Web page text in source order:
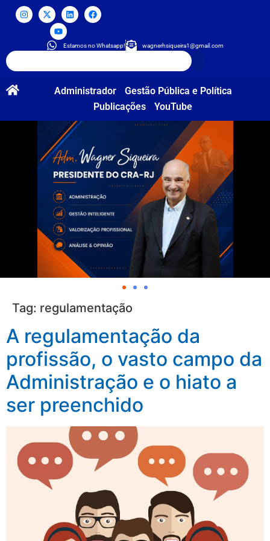
Estamos no Whatsapp! wagnerhsiqueira1@gmail.com
Administrador
Gestão Pública e Política
Publicações
YouTube
Tag: regulamentação
A regulamentação da
profissão, o vasto campo da
Administração e o hiato a
ser preenchido